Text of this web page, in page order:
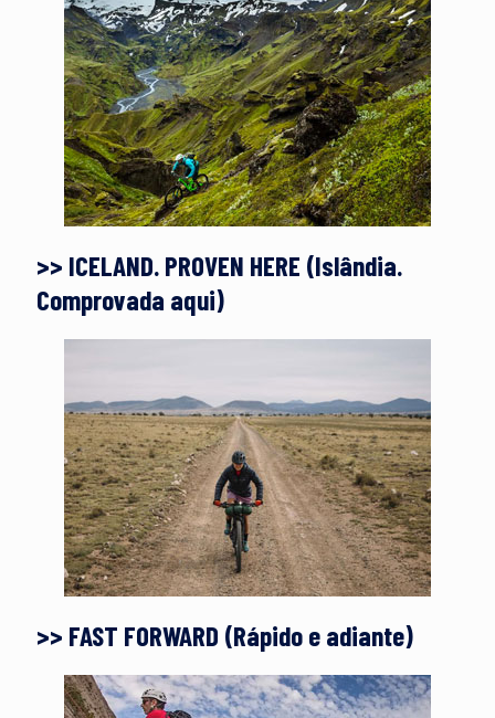
>> ICELAND. PROVEN HERE (Islândia.
Comprovada aqui)
>> FAST FORWARD (Rápido e adiante)